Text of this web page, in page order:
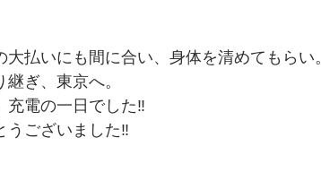
払いにも間に合い、身体を清めてもらい。
ぎ、東京へ。
充電の一日でした‼️
うございました‼️